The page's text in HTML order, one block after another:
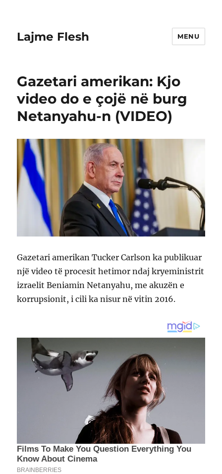
Lajme Flesh MENU
Gazetari amerikan: Kjo
video do e çojë në burg
Netanyahu-n (VIDEO)
Gazetari amerikan Tucker Carlson ka publikuar
një video të procesit hetimor ndaj kryeministrit
izraelit Beniamin Netanyahu, me akuzën e
korrupsionit, i cili ka nisur në vitin 2016.